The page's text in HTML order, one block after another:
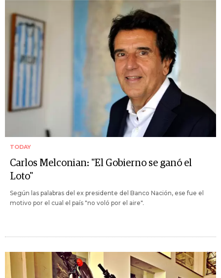
TODAY
Carlos Melconian: "El Gobierno se ganó el
Loto"
Según las palabras del ex presidente del Banco Nación, ese fue el
motivo por el cual el país "no voló por el aire".